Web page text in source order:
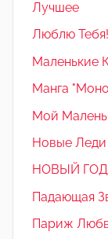
Лучшее
Люблю Тебя!
Маленькие
Манга
Мой
Новые Леди
НОВЫЙ ГОД
Падающая
Париж